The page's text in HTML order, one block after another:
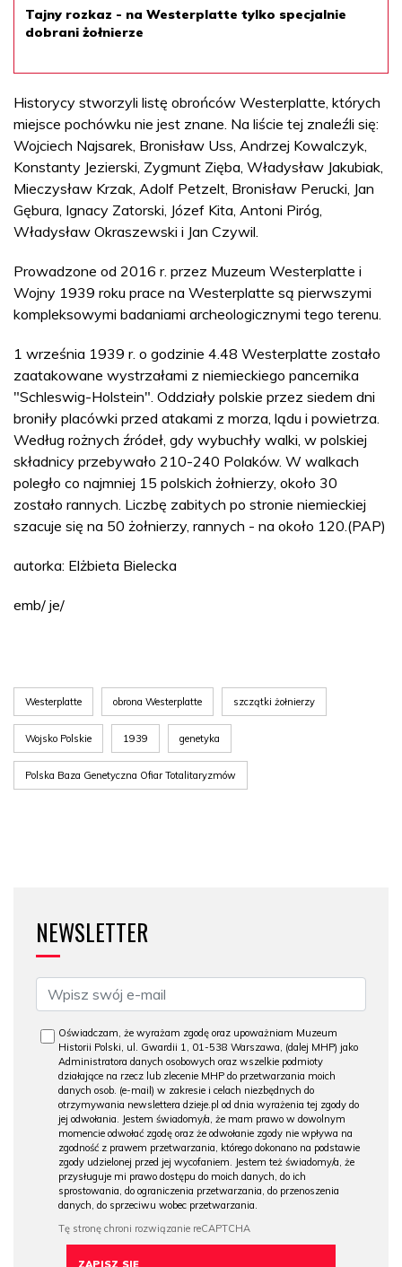
Tajny rozkaz - na Westerplatte tylko specjalnie
dobrani żołnierze
Historycy stworzyli listę obrońców Westerplatte, których
miejsce pochówku nie jest znane. Na liście tej znaleźli się:
Wojciech Najsarek, Bronisław Uss, Andrzej Kowalczyk,
Konstanty Jezierski, Zygmunt Zięba, Władysław Jakubiak,
Mieczysław Krzak, Adolf Petzelt, Bronisław Perucki, Jan
Gębura, Ignacy Zatorski, Józef Kita, Antoni Piróg,
Władysław Okraszewski i Jan Czywil.
Prowadzone od 2016 r. przez Muzeum Westerplatte i
Wojny 1939 roku prace na Westerplatte są pierwszymi
kompleksowymi badaniami archeologicznymi tego terenu.
1 września 1939 r. o godzinie 4.48 Westerplatte zostało
zaatakowane wystrzałami z niemieckiego pancernika
"Schleswig-Holstein". Oddziały polskie przez siedem dni
broniły placówki przed atakami z morza, lądu i powietrza.
Według rożnych źródeł, gdy wybuchły walki, w polskiej
składnicy przebywało 210-240 Polaków. W walkach
poległo co najmniej 15 polskich żołnierzy, około 30
zostało rannych. Liczbę zabitych po stronie niemieckiej
szacuje się na 50 żołnierzy, rannych - na około 120.(PAP)
autorka: Elżbieta Bielecka
emb/ je/
Westerplatte obrona Westerplatte szczątki żołnierzy
Wojsko Polskie 1939 genetyka
Polska Baza Genetyczna Ofiar Totalitaryzmów
NEWSLETTER
Oświadczam, że wyrażam zgodę oraz upoważniam Muzeum
Historii Polski, ul. Gwardii 1, 01-538 Warszawa, (dalej MHP) jako
Administratora danych osobowych oraz wszelkie podmioty
działające na rzecz lub zlecenie MHP do przetwarzania moich
danych osob. (e-mail) w zakresie i celach niezbędnych do
otrzymywania newslettera dzieje.pl od dnia wyrażenia tej zgody do
jej odwołania. Jestem świadomy/a, że mam prawo w dowolnym
momencie odwołać zgodę oraz że odwołanie zgody nie wpływa na
zgodność z prawem przetwarzania, którego dokonano na podstawie
zgody udzielonej przed jej wycofaniem. Jestem też świadomy/a, że
przysługuje mi prawo dostępu do moich danych, do ich
sprostowania, do ograniczenia przetwarzania, do przenoszenia
danych, do sprzeciwu wobec przetwarzania.